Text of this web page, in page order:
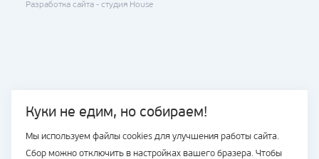
Куки не едим, но собираем!
Мы используем файлы cookies для улучшения работы сайта.
Сбор можно отключить в настройках вашего бразера. Чтобы
Разработка сайта - студия House